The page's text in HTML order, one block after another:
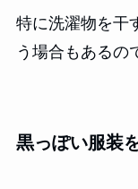
特に洗濯物を干
う場合もあるの
黒っぽい服装